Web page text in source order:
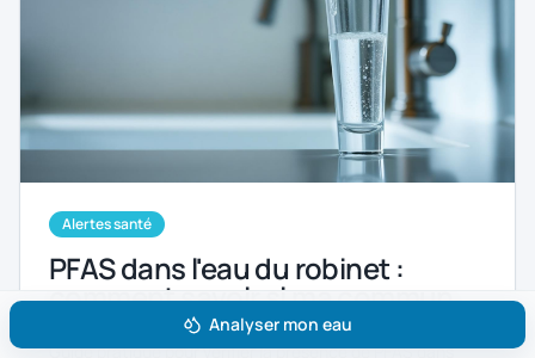
Analyser mon eau
Alertes santé
PFAS dans l'eau du robinet :
comment savoir si ma commune
est concernée ?
Guide pratique pour vérifier la présence de PFAS dans